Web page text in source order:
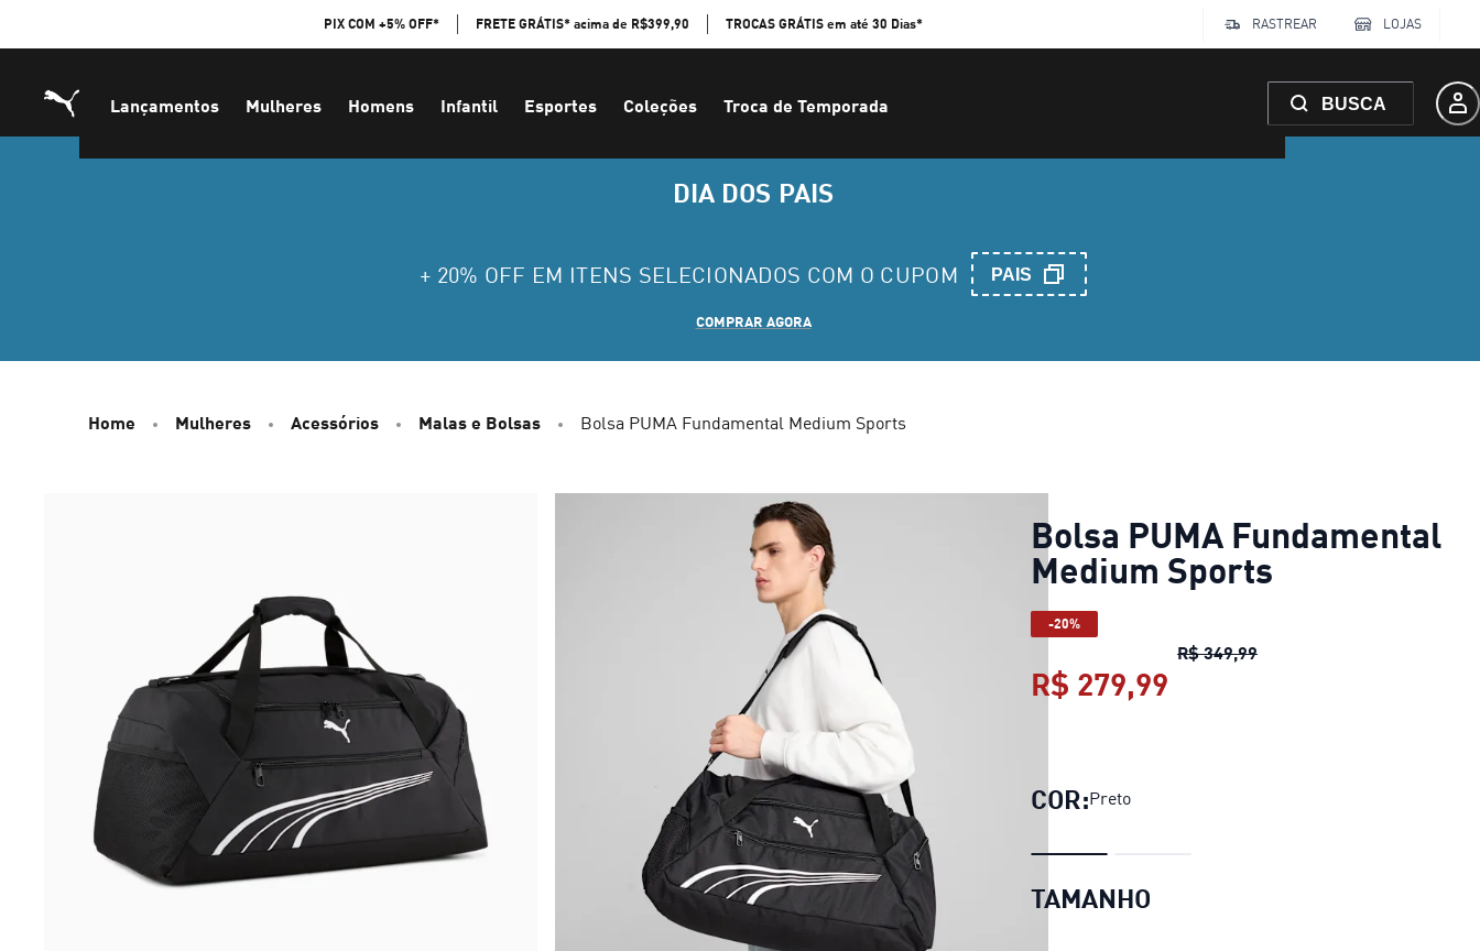
PIX COM +5% OFF* FRETE GRÁTIS* acima de R$399,90 TROCAS GRÁTIS em até 30 Dias* RASTREAR LOJAS
Lançamentos Mulheres Homens Infantil Esportes Coleções Troca de Temporada BUSCA
DIA DOS PAIS
+ 20% OFF EM ITENS SELECIONADOS COM O CUPOM PAIS
COMPRAR AGORA
Home Mulheres Acessórios Malas e Bolsas Bolsa PUMA Fundamental Medium Sports
Bolsa PUMA Fundamental
Medium Sports
-20%
R$ 349,99Bolsa PUMA Fundamental
R$ 279,99
COR:Preto
TAMANHO